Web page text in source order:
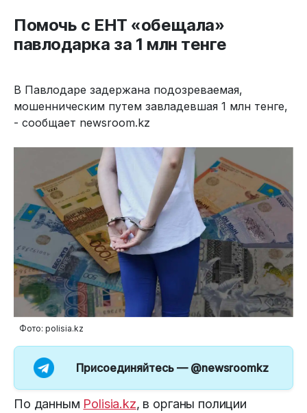
Помочь с ЕНТ «обещала»
павлодарка за 1 млн тенге
В Павлодаре задержана подозреваемая,
мошенническим путем завладевшая 1 млн тенге,
- сообщает newsroom.kz
Фото: polisia.kz
Присоединяйтесь — @newsroomkz
По данным Polisia.kz, в органы полиции